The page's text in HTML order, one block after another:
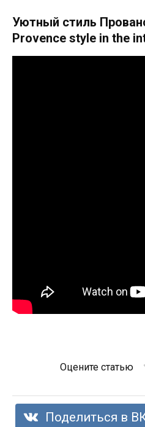
Уютный стиль
Provence style in the
Оцените статью
Поделиться в